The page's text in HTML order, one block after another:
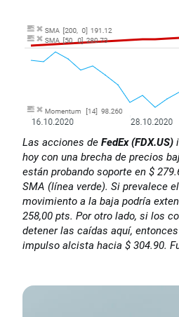
Las acciones de FedEx (FDX.US)
hoy con una brecha de precios
están probando soporte en $
SMA (línea verde). Si prevalece
movimiento a la baja podría
258,00 pts. Por otro lado, si los
detener las caídas aquí,
impulso alcista hacia $ 304.90.